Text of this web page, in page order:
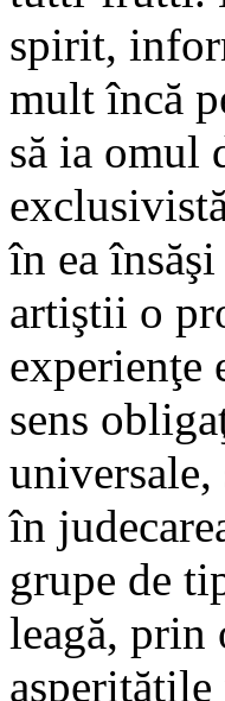
spirit,
mult încă
să ia omul
în ea
artiştii o
experienţe
sens
în
grupe de
leagă, prin